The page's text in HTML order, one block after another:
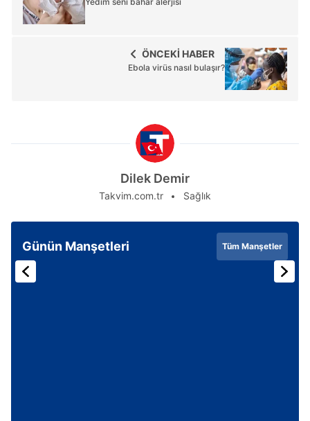
ÖNCEKİ HABER
Ebola virüs nasıl bulaşır?
Dilek Demir
Takvim.com.tr Sağlık
Günün Manşetleri Tüm Manşetler